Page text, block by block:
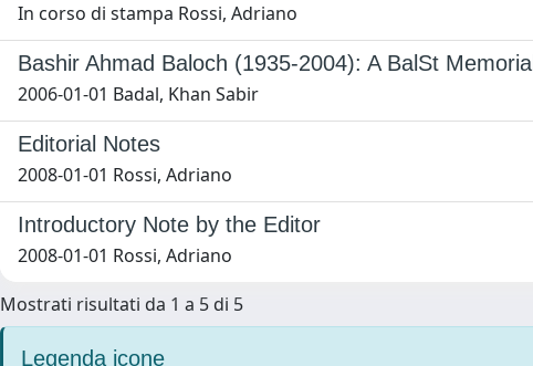
In corso di stampa Rossi, Adriano
Bashir Ahmad Baloch (1935-2004): A BalSt Memorial
2006-01-01 Badal, Khan Sabir
Editorial Notes
2008-01-01 Rossi, Adriano
Introductory Note by the Editor
2008-01-01 Rossi, Adriano
Mostrati risultati da 1 a 5 di 5
Legenda icone